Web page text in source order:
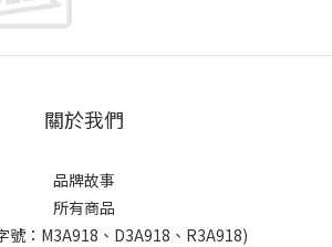
關於我們
品牌故事
所有商品
號：M3A918、D3A918、R3A918)